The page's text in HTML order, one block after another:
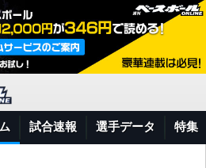
試合速報 選手データ 特集